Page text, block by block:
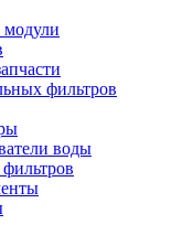
фильтров
воды